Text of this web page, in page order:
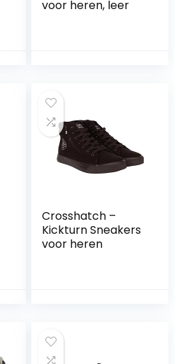
voor heren, leer
Crosshatch –
Kickturn Sneakers
voor heren